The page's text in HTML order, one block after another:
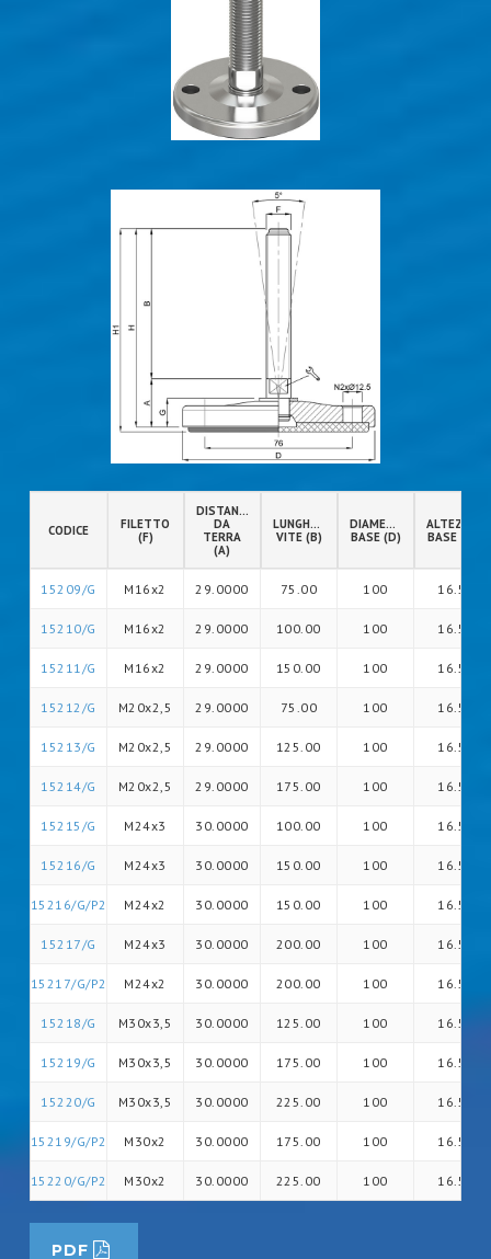
CODICE
FILETTO
(F)
DISTANZA
DA
TERRA
(A)
LUNGHEZZA
VITE (B)
DIAMETRO
BASE (D)
ALTEZZA
BASE (G)
15209/G M16x2 29.0000 75.00 100 16.5
15210/G M16x2 29.0000 100.00 100 16.5
15211/G M16x2 29.0000 150.00 100 16.5
15212/G M20x2,5 29.0000 75.00 100 16.5
15213/G M20x2,5 29.0000 125.00 100 16.5
15214/G M20x2,5 29.0000 175.00 100 16.5
15215/G M24x3 30.0000 100.00 100 16.5
15216/G M24x3 30.0000 150.00 100 16.5
15216/G/P2 M24x2 30.0000 150.00 100 16.5
15217/G M24x3 30.0000 200.00 100 16.5
15217/G/P2 M24x2 30.0000 200.00 100 16.5
15218/G M30x3,5 30.0000 125.00 100 16.5
15219/G M30x3,5 30.0000 175.00 100 16.5
15220/G M30x3,5 30.0000 225.00 100 16.5
15219/G/P2 M30x2 30.0000 175.00 100 16.5
15220/G/P2 M30x2 30.0000 225.00 100 16.5
PDF